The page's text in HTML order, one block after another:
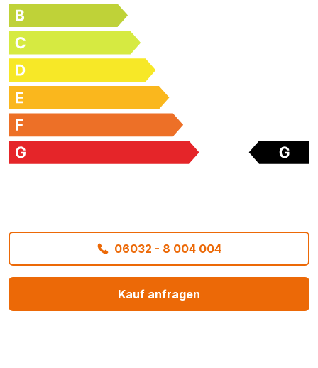
06032 - 8 004 004
Kauf anfragen